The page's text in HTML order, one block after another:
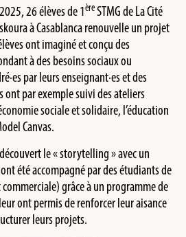
26 élèves de 1èreSTMG de La Cité
à Casablanca renouvelle un projet
ont imaginé et conçu des
à des besoins sociaux ou
par leurs enseignant·es et des
ont par exemple suivi des ateliers
sociale et solidaire, l’éducation
Canvas.
le « storytelling » avec un
été accompagné par des étudiants de
commerciale) grâce à un programme de
ont permis de renforcer leur aisance
leurs projets.